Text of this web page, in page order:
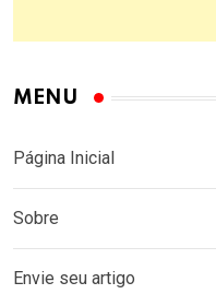
MENU
Página Inicial
Sobre
Envie seu artigo